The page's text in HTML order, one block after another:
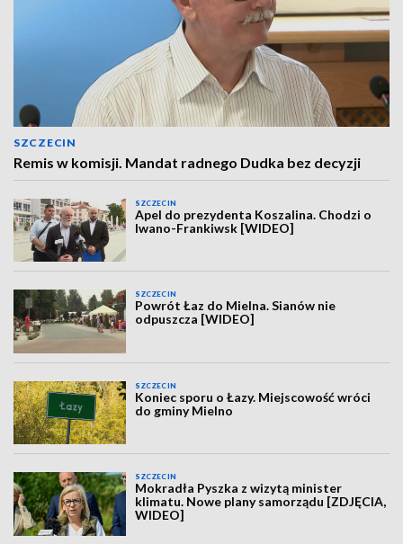
SZCZECIN
Remis w komisji. Mandat radnego Dudka bez decyzji
SZCZECIN
Apel do prezydenta Koszalina. Chodzi o
Iwano-Frankiwsk [WIDEO]
SZCZECIN
Powrót Łaz do Mielna. Sianów nie
odpuszcza [WIDEO]
SZCZECIN
Koniec sporu o Łazy. Miejscowość wróci
do gminy Mielno
SZCZECIN
Mokradła Pyszka z wizytą minister
klimatu. Nowe plany samorządu [ZDJĘCIA,
WIDEO]